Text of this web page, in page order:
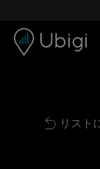
Back to
リスト